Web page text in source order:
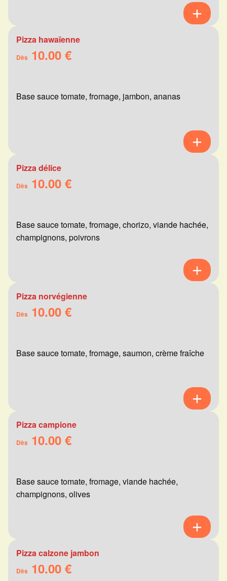
Pizza hawaïenne
Dès 10.00 €
Base sauce tomate, fromage, jambon, ananas
Pizza délice
Dès 10.00 €
Base sauce tomate, fromage, chorizo, viande hachée,
champignons, poivrons
Pizza norvégienne
Dès 10.00 €
Base sauce tomate, fromage, saumon, crème fraîche
Pizza campione
Dès 10.00 €
Base sauce tomate, fromage, viande hachée,
champignons, olives
Pizza calzone jambon
Dès 10.00 €